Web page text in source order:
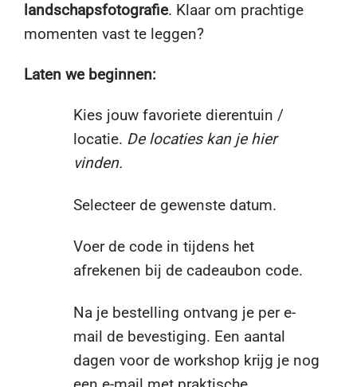
landschapsfotografie. Klaar om prachtige
momenten vast te leggen?
Laten we beginnen:
Kies jouw favoriete dierentuin /
locatie. De locaties kan je hier
vinden.
Selecteer de gewenste datum.
Voer de code in tijdens het
afrekenen bij de cadeaubon code.
Na je bestelling ontvang je per e-
mail de bevestiging. Een aantal
dagen voor de workshop krijg je nog